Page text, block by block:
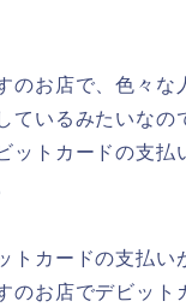
のお店で、色々な
ているみたいなの
ットカードの支払
トカードの支払い
のお店でデビット